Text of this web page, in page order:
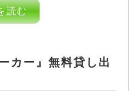
読む
カー』無料貸し出